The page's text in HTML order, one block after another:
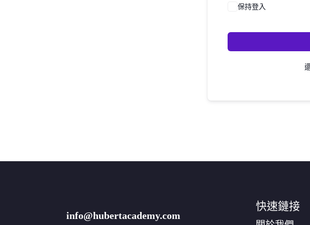
保持登入
info@hubertacademy.com
快速鏈接